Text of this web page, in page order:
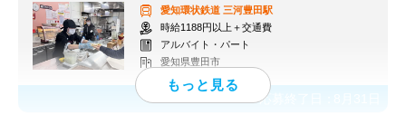
愛知環状鉄道 三河豊田駅
時給1188円以上＋交通費
アルバイト・パート
愛知県豊田市
応募終了日：